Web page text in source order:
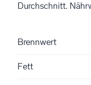
Durchschnitt.
Brennwert
Fett